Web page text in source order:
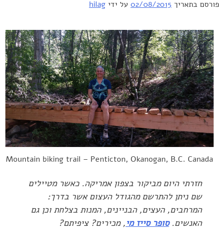
פורסם בתאריך 02/08/2015 על ידי hilag
Mountain biking trail – Penticton, Okanogan, B.C. Canada
חזרתי היום מביקור בצפון אמריקה. כאשר מטיילים
שם ניתן להתרשם מהגודל העצום אשר בדרך:
המרחבים, העצים, הבניינים, המנות בצלחת וכן גם
האנשים.סופר סייז מי, מכירים? ציפיתם?